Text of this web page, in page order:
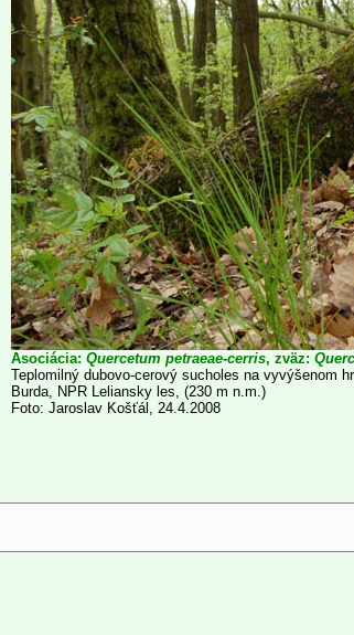
Asociácia: Quercetum petraeae-cerris, zväz:
Teplomilný dubovo-cerový sucholes na vyvýšenom
Burda, NPR Leliansky les, (230 m n.m.)
Foto: Jaroslav Košťál, 24.4.2008